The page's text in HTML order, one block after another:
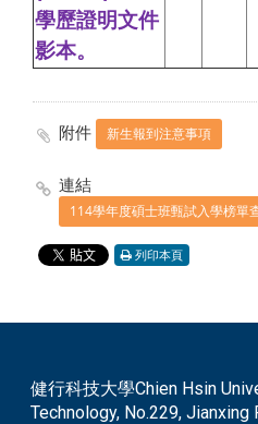
學歷證明文件
影本。
附件 新生報到注意事項
連結
114學年度碩士班甄試入學榜單
列印本頁
健行科技大學Chien Hsin
Technology, No.229, Jianxing